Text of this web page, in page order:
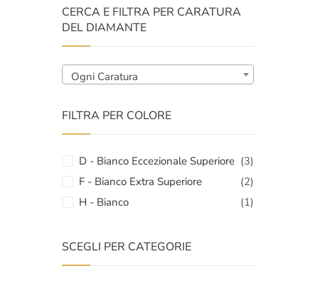
CERCA E FILTRA PER CARATURA
DEL DIAMANTE
Ogni Caratura
FILTRA PER COLORE
D - Bianco Eccezionale Superiore (3)
F - Bianco Extra Superiore
(2)
H - Bianco
(1)
SCEGLI PER CATEGORIE